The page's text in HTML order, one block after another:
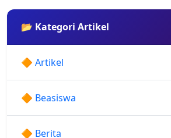
📂 Kategori Artikel
🔶 Artikel
🔶 Beasiswa
🔶 Berita